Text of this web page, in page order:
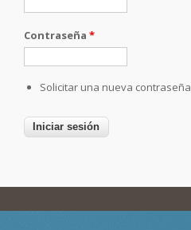
Contraseña *
Solicitar una nueva contraseña